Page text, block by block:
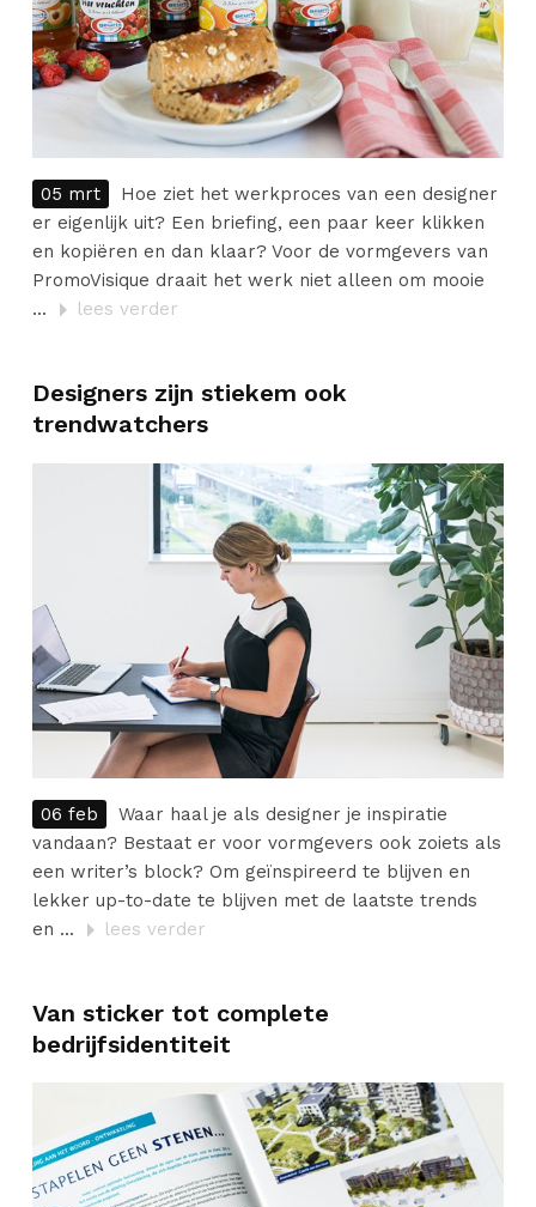
05 mrt
Hoe ziet het werkproces van een designer
er eigenlijk uit? Een briefing, een paar keer klikken
en kopiëren en dan klaar? Voor de vormgevers van
PromoVisique draait het werk niet alleen om mooie
...
lees verder
Designers zijn stiekem ook
trendwatchers
06 feb
Waar haal je als designer je inspiratie
vandaan? Bestaat er voor vormgevers ook zoiets als
een writer’s block? Om geïnspireerd te blijven en
lekker up-to-date te blijven met de laatste trends
en ...
lees verder
Van sticker tot complete
bedrijfsidentiteit